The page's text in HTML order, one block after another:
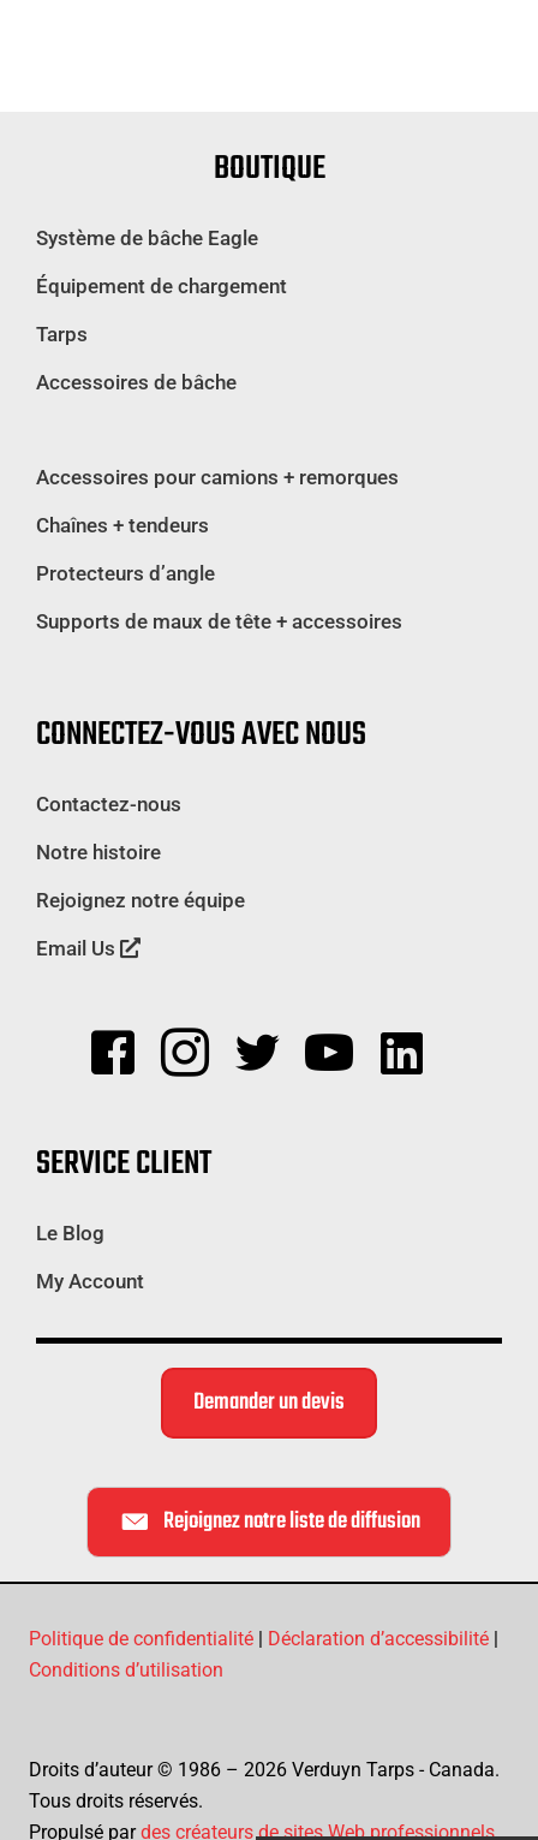
BOUTIQUE
Système de bâche Eagle
Équipement de chargement
Tarps
Accessoires de bâche
Accessoires pour camions + remorques
Chaînes + tendeurs
Protecteurs d’angle
Supports de maux de tête + accessoires
CONNECTEZ-VOUS AVEC NOUS
Contactez-nous
Notre histoire
Rejoignez notre équipe
Email Us
SERVICE CLIENT
Le Blog
My Account
Demander un devis
Rejoignez notre liste de diffusion
Politique de confidentialité Déclaration d’accessibilité
Conditions d’utilisation
Droits d’auteur © 1986 – 2026 Verduyn Tarps - Canada.
Tous droits réservés.
Propulsé pardes créateurs de sites Web professionnels